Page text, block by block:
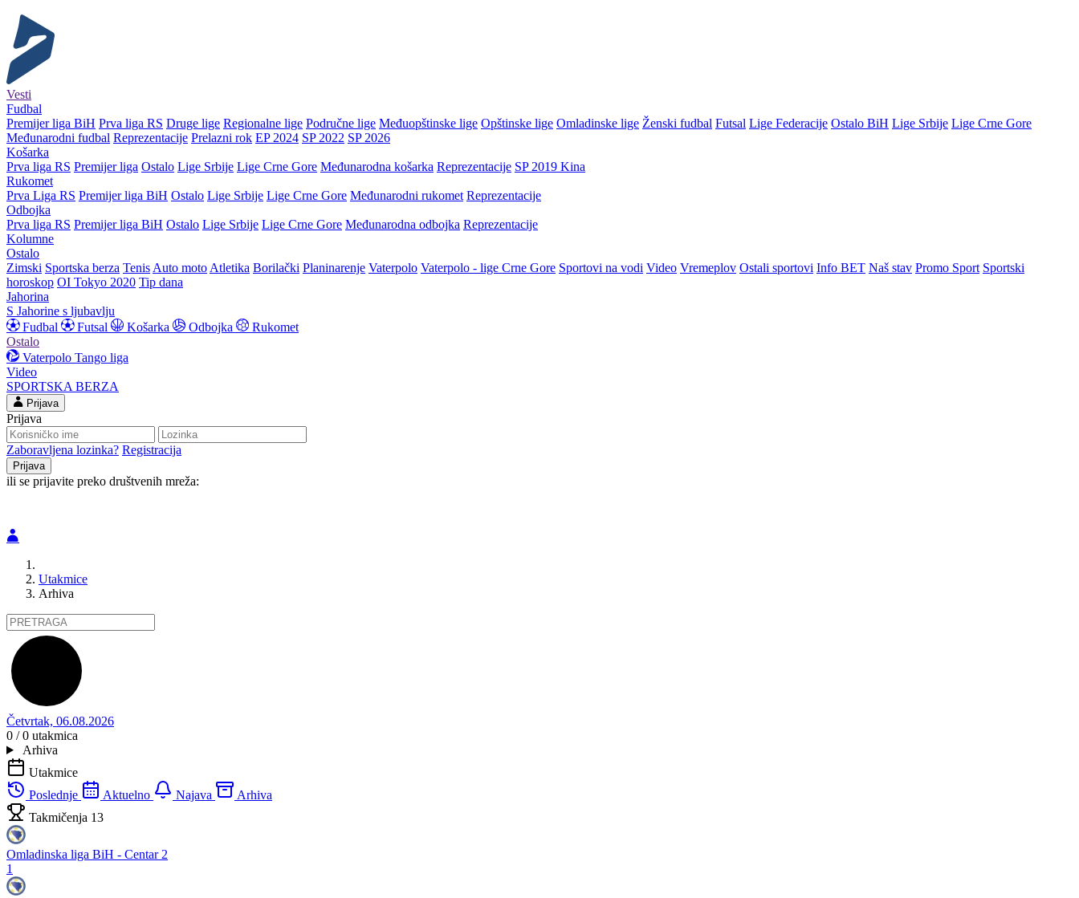
Vesti
Fudbal
Premijer liga BiH Prva liga RS Druge lige Regionalne lige Područne lige Međuopštinske lige Opštinske lige Omladinske lige Ženski fudbal Futsal Lige Federacije Ostalo BiH Lige Srbije Lige Crne Gore
Međunarodni fudbal Reprezentacije Prelazni rok EP 2024 SP 2022 SP 2026
Košarka
Prva liga RS Premijer liga Ostalo Lige Srbije Lige Crne Gore Međunarodna košarka Reprezentacije SP 2019 Kina
Rukomet
Prva Liga RS Premijer liga BiH Ostalo Lige Srbije Lige Crne Gore Međunarodni rukomet Reprezentacije
Odbojka
Prva liga RS Premijer liga BiH Ostalo Lige Srbije Lige Crne Gore Međunarodna odbojka Reprezentacije
Kolumne
Ostalo
Zimski Sportska berza Tenis Auto moto Atletika Borilački Planinarenje Vaterpolo Vaterpolo - lige Crne Gore Sportovi na vodi Video Vremeplov Ostali sportovi Info BET Naš stav Promo Sport Sportski
horoskop OI Tokyo 2020 Tip dana
Jahorina
S Jahorine s ljubavlju
Fudbal
Futsal Košarka Odbojka
Rukomet
Ostalo
Vaterpolo Tango liga
Video
SPORTSKA BERZA
Prijava
Prijava
Zaboravljena lozinka? Registracija
ili se prijavite preko društvenih mreža:
Utakmice
Arhiva
Četvrtak, 06.08.2026
0 / 0 utakmica
Arhiva
Utakmice
Poslednje
Aktuelno Najava
Arhiva
Takmičenja 13
Omladinska liga BiH - Centar 2
1